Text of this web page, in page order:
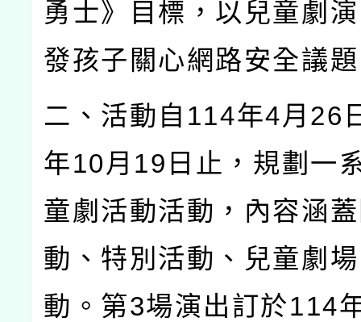
勇士》目標，以兒童劇
發孩子關心網路安全議
二、活動自 114年4月 26
年10月 19 日止，規劃一
童劇活動活動，內容涵
動、特別活動、兒童劇場
動。第3場演出訂於114